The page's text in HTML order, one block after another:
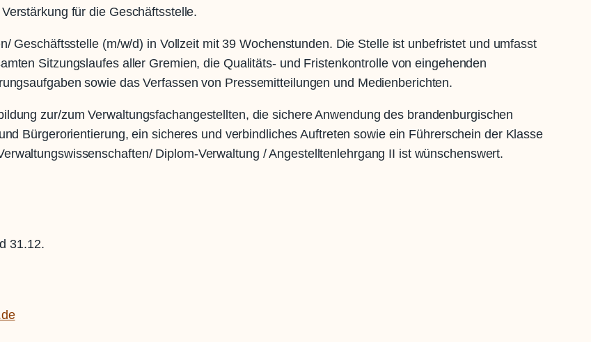
für die Geschäftsstelle.
Geschäftsstelle (m/w/d) in Vollzeit mit 39 Wochenstunden. Die Stelle ist unbefristet und umfasst
Sitzungslaufes aller Gremien, die Qualitäts- und Fristenkontrolle von eingehenden
sowie das Verfassen von Pressemitteilungen und Medienberichten.
zur/zum Verwaltungsfachangestellten, die sichere Anwendung des brandenburgischen
Bürgerorientierung, ein sicheres und verbindliches Auftreten sowie ein Führerschein der Klasse
Diplom-Verwaltung / Angestelltenlehrgang II ist wünschenswert.
31.12.